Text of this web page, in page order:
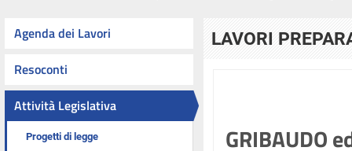
Agenda dei Lavori
Resoconti
Attività Legislativa
Progetti di legge
LAVORI
GRIBAUDO